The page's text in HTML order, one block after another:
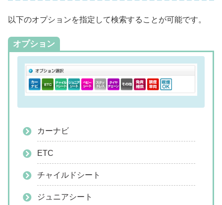
以下のオプションを指定して検索することが可能です。
オプション
カーナビ
ETC
チャイルドシート
ジュニアシート